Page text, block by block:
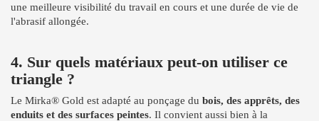
une meilleure visibilité du travail en cours et une durée de vie de
l'abrasif allongée.
4. Sur quels matériaux peut-on utiliser ce
triangle ?
Le Mirka® Gold est adapté au ponçage du bois, des apprêts, des
enduits et des surfaces peintes. Il convient aussi bien à la